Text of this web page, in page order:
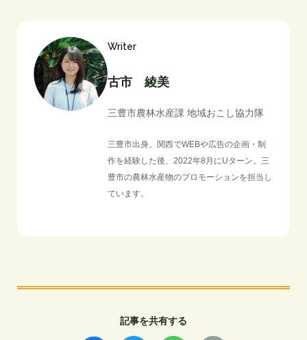
Writer
古市　綾美
三豊市農林水産課 地域おこし協力隊
三豊市出身。関西でWEBや広告の企画・制
作を経験した後、2022年8月にUターン。三
豊市の農林水産物のプロモーションを担当し
ています。
記事を共有する